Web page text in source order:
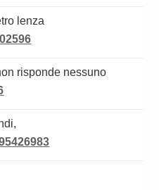
lenza
risponde nessuno